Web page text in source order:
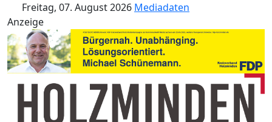
Freitag, 07. August 2026 Mediadaten
Anzeige